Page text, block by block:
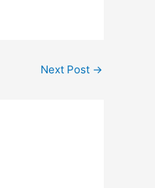
Next Post →